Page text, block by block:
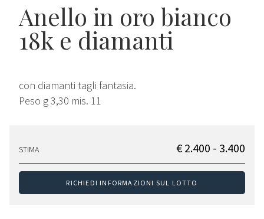
Anello in oro bianco
18k e diamanti
con diamanti tagli fantasia.
Peso g 3,30 mis. 11
STIMA € 2.400 - 3.400
RICHIEDI INFORMAZIONI SUL LOTTO